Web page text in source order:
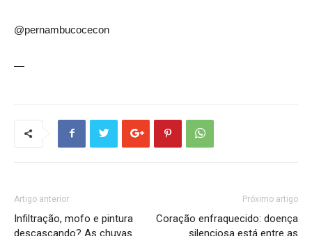
@pernambucocecon
—
Artigo anterior
Infiltração, mofo e pintura
descascando? As chuvas
Próximo artigo
Coração enfraquecido: doença
silenciosa está entre as